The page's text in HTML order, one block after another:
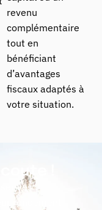
revenu
complémentaire
tout en
bénéficiant
d’avantages
fiscaux adaptés à
votre situation.
!
vos
rendement